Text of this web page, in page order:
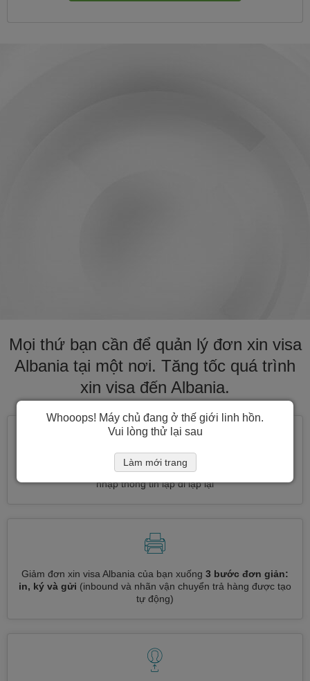
Mọi thứ bạn cần để quản lý đơn xin visa
Albania tại một nơi. Tăng tốc quá trình
xin visa đến Albania.
Đăng ký nhiều loại visa cùng một lúc
nhập thông tin lặp đi lặp lại
Giảm đơn xin visa Albania của bạn xuống 3 bước đơn giản:
in, ký và gửi (inbound và nhãn vận chuyển trả hàng được tạo
tự động)
Whooops! Máy chủ đang ở thế giới linh hồn.
Vui lòng thử lại sau
Làm mới trang